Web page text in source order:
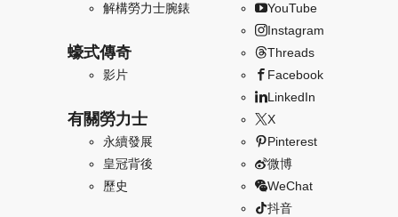
解構勞力士腕錶
蠔式傳奇
影片
有關勞力士
永續發展
皇冠背後
歷史
YouTube
Instagram
Threads
Facebook
LinkedIn
X
Pinterest
微博
WeChat
抖音